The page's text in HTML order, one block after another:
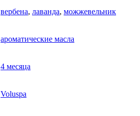
вербена, лаванда, можжевельник
ароматические масла
4 месяца
Voluspa